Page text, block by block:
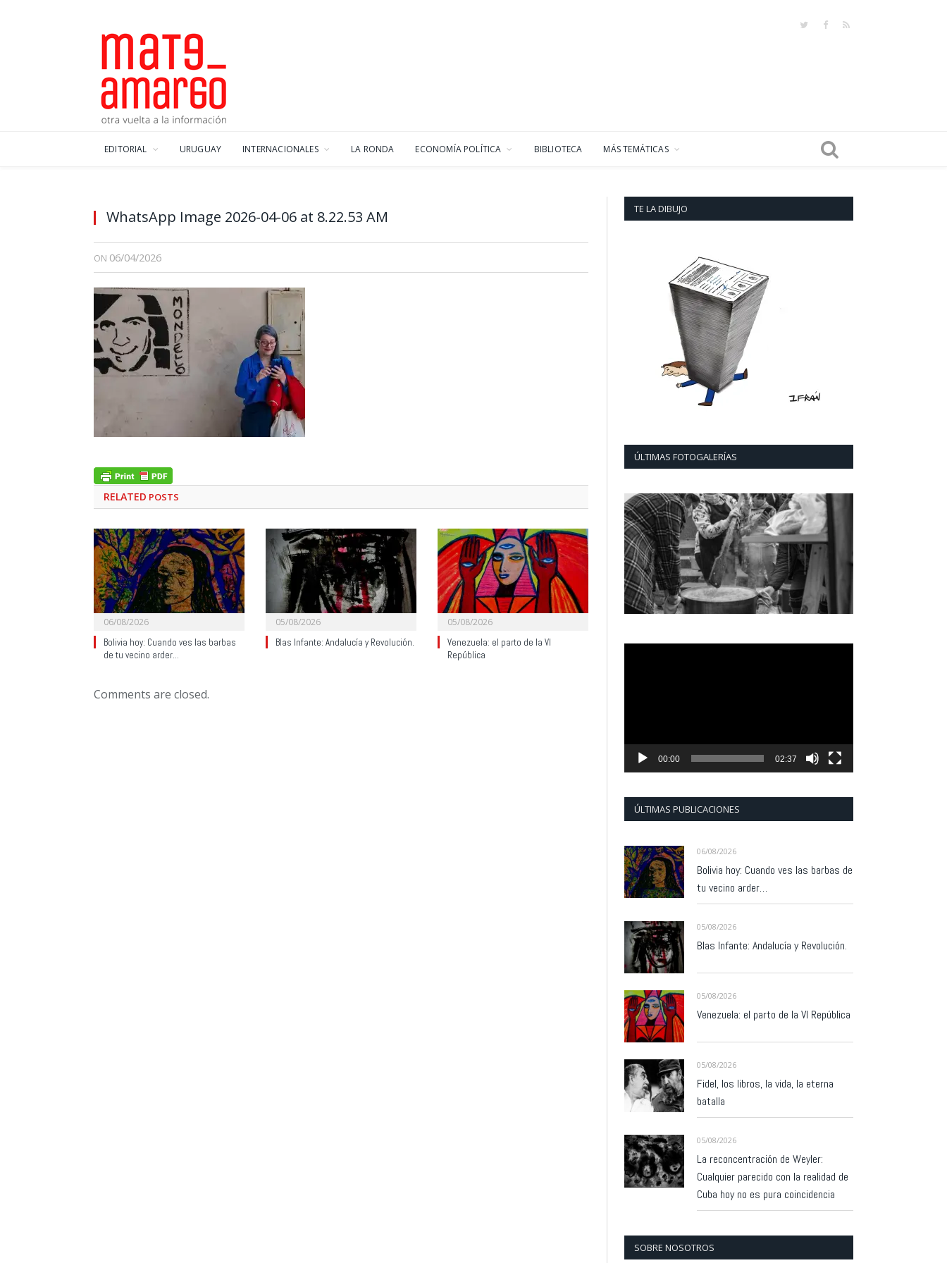
TwitterFacebook
RSS
EDITORIAL URUGUAY INTERNACIONALES LA RONDA ECONOMÍA POLÍTICA BIBLIOTECA MÁS TEMÁTICAS
WhatsApp Image 2026-04-06 at 8.22.53 AM
ON 06/04/2026
RELATED POSTS
06/08/2026
Bolivia hoy: Cuando ves las barbas
de tu vecino arder…
05/08/2026
Blas Infante: Andalucía y Revolución.
05/08/2026
Venezuela: el parto de la VI
República
Comments are closed.
TE LA DIBUJO
ÚLTIMAS FOTOGALERÍAS
00:00 02:37
ÚLTIMAS PUBLICACIONES
06/08/2026
Bolivia hoy: Cuando ves las barbas de
tu vecino arder…
05/08/2026
Blas Infante: Andalucía y Revolución.
05/08/2026
Venezuela: el parto de la VI República
05/08/2026
Fidel, los libros, la vida, la eterna
batalla
05/08/2026
La reconcentración de Weyler:
Cualquier parecido con la realidad de
Cuba hoy no es pura coincidencia
SOBRE NOSOTROS